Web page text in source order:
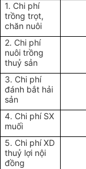
1. Chi phí
trồng trọt,
chăn nuôi
2. Chi phí
nuôi trồng
thuỷ sản
3. Chi phí
đánh bắt hải
sản
4. Chi phí SX
muối
5. Chi phí XD
thuỷ lợi nội
đồng